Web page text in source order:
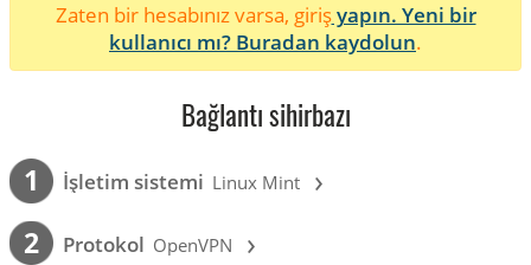
Zaten bir hesabınız varsa, girişyapın. Yeni bir
kullanıcı mı? Buradan kaydolun.
Bağlantı sihirbazı
1 İşletim sistemi Linux Mint ›
2 Protokol OpenVPN ›